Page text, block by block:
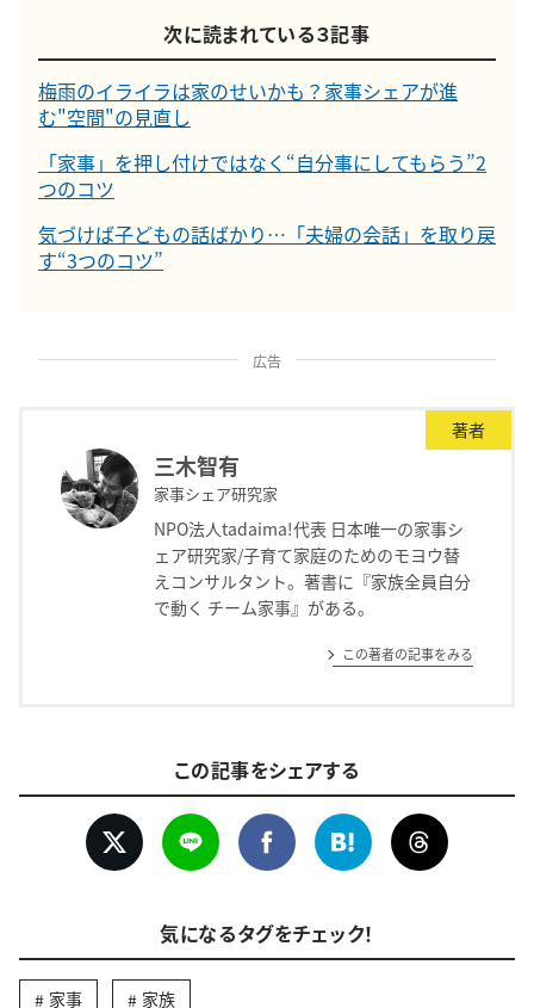
次に読まれている３記事
梅雨のイライラは家のせいかも？家事シェアが進
む"空間"の見直し
「家事」を押し付けではなく“自分事にしてもらう”2
つのコツ
気づけば子どもの話ばかり…「夫婦の会話」を取り戻
す“3つのコツ”
広告
著者
三木智有
家事シェア研究家
NPO法人tadaima!代表 日本唯一の家事シ
ェア研究家/子育て家庭のためのモヨウ替
えコンサルタント。著書に『家族全員自分
で動く チーム家事』がある。
この著者の記事をみる
この記事をシェアする
気になるタグをチェック！
家事 家族